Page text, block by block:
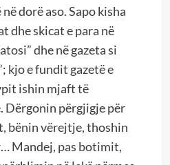
dorë aso. Sapo kisha
dhe skicat e para në
dhe në gazeta si
kjo e fundit gazetë e
ishin mjaft të
Dërgonin përgjigje për
bënin vërejtje, thoshin
Mandej, pas botimit,